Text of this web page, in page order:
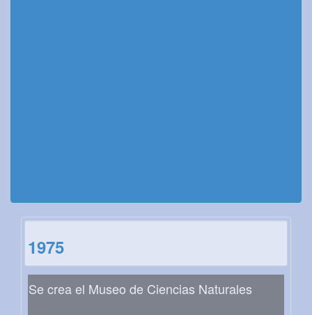
1975
Se crea el Museo de Ciencias Naturales